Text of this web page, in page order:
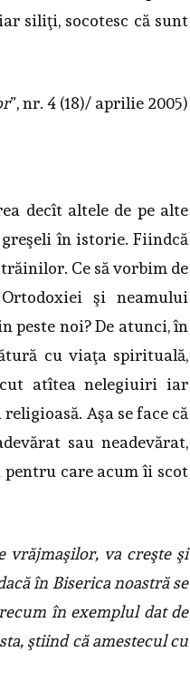
siliţi, socotesc că sunt
”, nr. 4 (18)/ aprilie 2005)
decît altele de pe alte
în istorie. Fiindcă
Ce să vorbim de
şi neamului
peste noi? De atunci, în
cu viaţa spirituală,
atîtea nelegiuiri iar
Aşa se face că
sau neadevărat,
care acum îi scot
vrăjmaşilor, va creşte şi
în Biserica noastră se
în exemplul dat de
ştiind că amestecul cu